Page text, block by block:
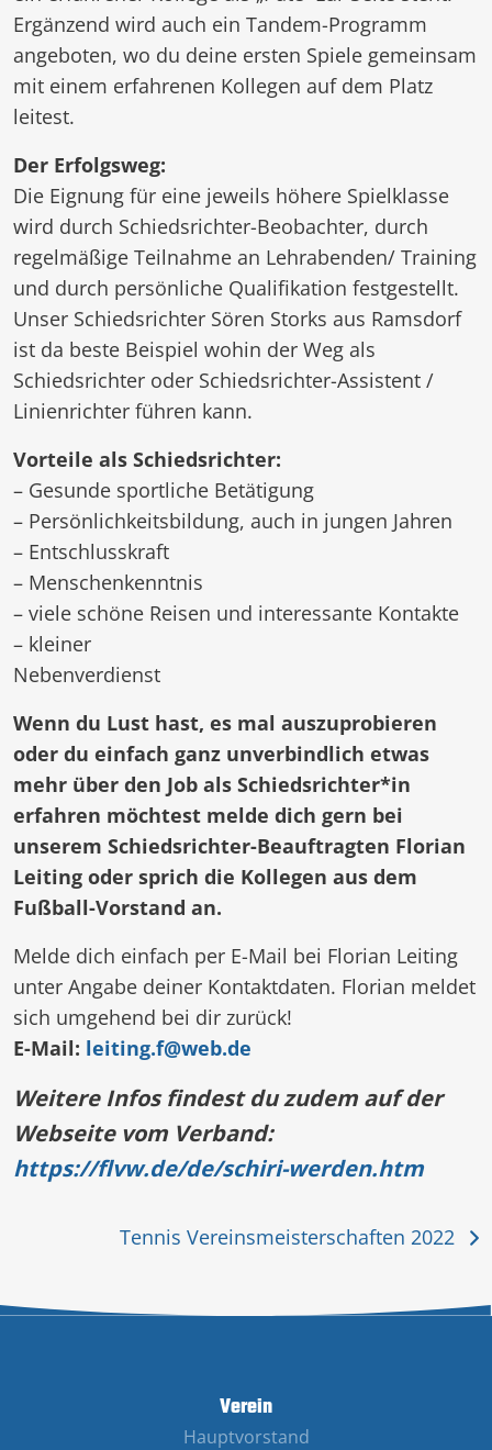
Ergänzend wird auch ein Tandem-Programm
angeboten, wo du deine ersten Spiele gemeinsam
mit einem erfahrenen Kollegen auf dem Platz
leitest.
Der Erfolgsweg:
Die Eignung für eine jeweils höhere Spielklasse
wird durch Schiedsrichter-Beobachter, durch
regelmäßige Teilnahme an Lehrabenden/ Training
und durch persönliche Qualifikation festgestellt.
Unser Schiedsrichter Sören Storks aus Ramsdorf
ist da beste Beispiel wohin der Weg als
Schiedsrichter oder Schiedsrichter-Assistent /
Linienrichter führen kann.
Vorteile als Schiedsrichter:
– Gesunde sportliche Betätigung
– Persönlichkeitsbildung, auch in jungen Jahren
– Entschlusskraft
– Menschenkenntnis
– viele schöne Reisen und interessante Kontakte
– kleiner
Nebenverdienst
Wenn du Lust hast, es mal auszuprobieren
oder du einfach ganz unverbindlich etwas
mehr über den Job als Schiedsrichter*in
erfahren möchtest melde dich gern bei
unserem Schiedsrichter-Beauftragten Florian
Leiting oder sprich die Kollegen aus dem
Fußball-Vorstand an.
Melde dich einfach per E-Mail bei Florian Leiting
unter Angabe deiner Kontaktdaten. Florian meldet
sich umgehend bei dir zurück!
E-Mail: leiting.f@web.de
Weitere Infos findest du zudem auf der
Webseite vom Verband:
https://flvw.de/de/schiri-werden.htm
Tennis Vereinsmeisterschaften 2022
Verein
Hauptvorstand